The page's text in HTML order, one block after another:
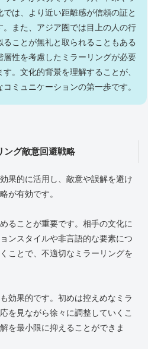
では、より近い距離感が信頼の証と
。また、アジア圏では目上の人の行
ることが無礼と取られることもある
層性を考慮したミラーリングが必要
す。文化的背景を理解することが、
コミュニケーションの第一歩です。
ング敵意回避戦略
果的に活用し、敵意や誤解を避け
が有効です。
ることが重要です。相手の文化に
ンスタイルや非言語的な要素につ
ことで、不適切なミラーリングを
効果的です。初めは控えめなミラ
を見ながら徐々に調整していくこ
を最小限に抑えることができま